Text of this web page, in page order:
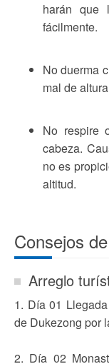
harán que
fácilmente.
No duerma
mal de
No respire
cabeza.
no es
altitud.
Consejos
Arreglo
1. Día 01
de Dukezong por
2. Día 02